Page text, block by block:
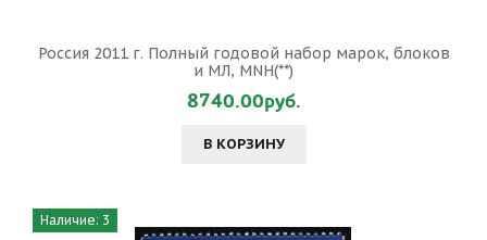
Россия 2011 г. Полный годовой набор марок, блоков
и МЛ, MNH(**)
8740.00руб.
В КОРЗИНУ
Наличие: 3